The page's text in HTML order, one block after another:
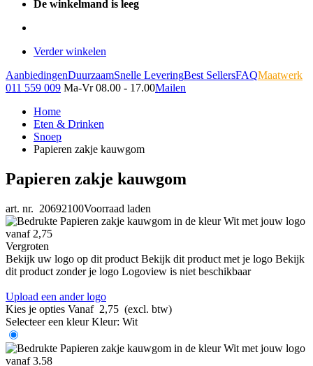
De winkelmand is leeg
Verder winkelen
AanbiedingenDuurzaamSnelle LeveringBest SellersFAQMaatwerk
011 559 009 Ma-Vr 08.00 - 17.00Mailen
Home
Eten & Drinken
Snoep
Papieren zakje kauwgom
Papieren zakje kauwgom
art. nr. 20692100Voorraad laden
Vergroten
Bekijk uw logo op dit product Bekijk dit product met je logo Bekijk
dit product zonder je logo Logoview is niet beschikbaar
Upload een ander logo
Kies je opties Vanaf 2,75 (excl. btw)
Selecteer een kleur Kleur: Wit